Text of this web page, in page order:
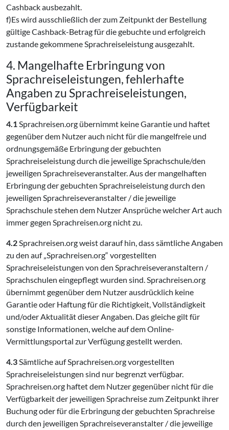
Cashback ausbezahlt.
f)Es wird ausschließlich der zum Zeitpunkt der Bestellung
gültige Cashback-Betrag für die gebuchte und erfolgreich
zustande gekommene Sprachreiseleistung ausgezahlt.
4. Mangelhafte Erbringung von
Sprachreiseleistungen, fehlerhafte
Angaben zu Sprachreiseleistungen,
Verfügbarkeit
4.1Sprachreisen.org übernimmt keine Garantie und haftet
gegenüber dem Nutzer auch nicht für die mangelfreie und
ordnungsgemäße Erbringung der gebuchten
Sprachreiseleistung durch die jeweilige Sprachschule/den
jeweiligen Sprachreiseveranstalter. Aus der mangelhaften
Erbringung der gebuchten Sprachreiseleistung durch den
jeweiligen Sprachreiseveranstalter / die jeweilige
Sprachschule stehen dem Nutzer Ansprüche welcher Art auch
immer gegen Sprachreisen.org nicht zu.
4.2Sprachreisen.org weist darauf hin, dass sämtliche Angaben
zu den auf „Sprachreisen.org“ vorgestellten
Sprachreiseleistungen von den Sprachreiseveranstaltern /
Sprachschulen eingepflegt wurden sind. Sprachreisen.org
übernimmt gegenüber dem Nutzer ausdrücklich keine
Garantie oder Haftung für die Richtigkeit, Vollständigkeit
und/oder Aktualität dieser Angaben. Das gleiche gilt für
sonstige Informationen, welche auf dem Online-
Vermittlungsportal zur Verfügung gestellt werden.
4.3Sämtliche auf Sprachreisen.org vorgestellten
Sprachreiseleistungen sind nur begrenzt verfügbar.
Sprachreisen.org haftet dem Nutzer gegenüber nicht für die
Verfügbarkeit der jeweiligen Sprachreise zum Zeitpunkt ihrer
Buchung oder für die Erbringung der gebuchten Sprachreise
durch den jeweiligen Sprachreiseveranstalter / die jeweilige